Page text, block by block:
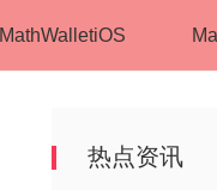
MathWalletiOS
热点资讯